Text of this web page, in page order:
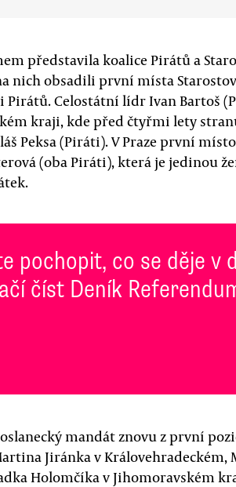
představila koalice Pirátů a
nich obsadili první místa
Pirátů. Celostátní lídr Ivan Bartoš
kraji, kde před čtyřmi lety
Peksa (Piráti). V Praze první
(oba Piráti), která je jedinou
pochopit, co se děje v
číst Deník
mandát znovu z první
Jiránka v Královehradeckém,
Holomčíka v Jihomoravském